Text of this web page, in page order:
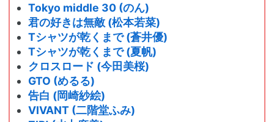
Tokyo middle 30 (のん)
君の好きは無敵 (松本若菜)
Tシャツが乾くまで (蒼井優)
Tシャツが乾くまで (夏帆)
クロスロード (今田美桜)
GTO (めるる)
告白 (岡崎紗絵)
VIVANT (二階堂ふみ)